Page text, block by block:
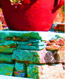
ES
RU
CN